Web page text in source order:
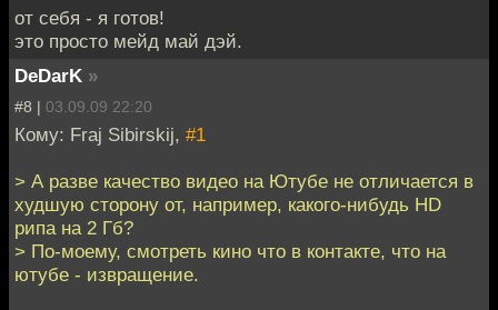
от себя - я готов!
это просто мейд май дэй.
DeDarK »
#8 | 03.09.09 22:20
Кому: Fraj Sibirskij, #1
> А разве качество видео на Ютубе не отличается в
худшую сторону от, например, какого-нибудь HD
рипа на 2 Гб?
> По-моему, смотреть кино что в контакте, что на
ютубе - извращение.